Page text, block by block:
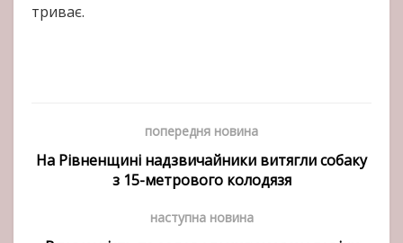
триває.
попередня новина
На Рівненщині надзвичайники витягли собаку
з 15-метрового колодязя
наступна новина